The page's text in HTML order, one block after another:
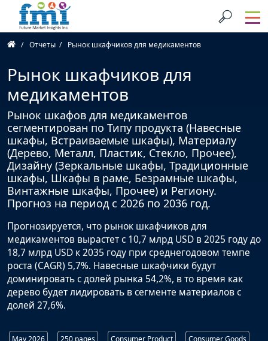
Отчеты Рынок шкафчиков для медикаментов
Рынок шкафчиков для
медикаментов
Рынок шкафов для медикаментов
сегментирован по Типу продукта (Навесные
шкафы, Встраиваемые шкафы), Материалу
(Дерево, Металл, Пластик, Стекло, Прочее),
Дизайну (Зеркальные шкафы, Традиционные
шкафы, Шкафы в раме, Безрамные шкафы,
Винтажные шкафы, Прочее) и Региону.
Прогноз на период с 2026 по 2036 год.
Прогнозируется, что рынок шкафчиков для
медикаментов вырастет с 10,7 млрд USD в 2025 году до
18,7 млрд USD к 2035 году при среднегодовом темпе
роста (CAGR) 5,7%. Навесные шкафчики будут
доминировать с долей рынка 54,2%, в то время как
дерево будет лидировать в сегменте материалов с
долей 27,6%.
May 2026 250 pages Consumer Product Consumer Goods